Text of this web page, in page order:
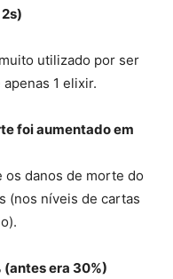
utilizado por ser
1 elixir.
foi aumentado em
os danos de morte do
(nos níveis de cartas
(antes era 30%)